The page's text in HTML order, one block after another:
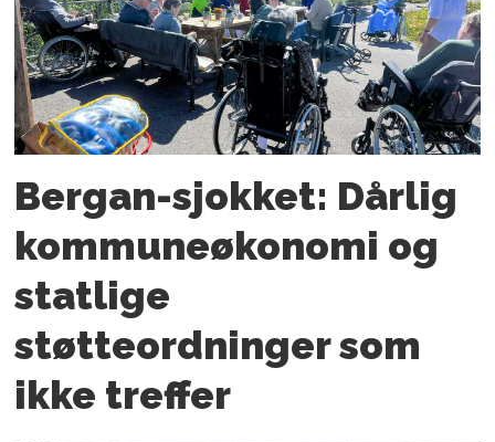
Bergan-sjokket: Dårlig
kommuneøkonomi og
statlige
støtteordninger som
ikke treffer